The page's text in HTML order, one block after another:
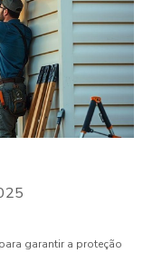
garantir a proteção